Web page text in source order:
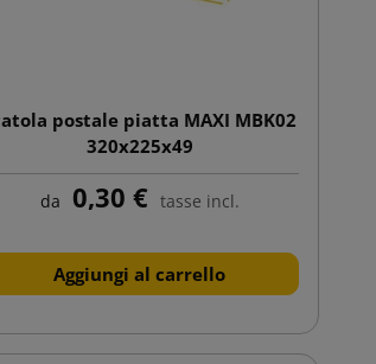
postale piatta MAXI MBK02
320x225x49
da 0,30 € tasse incl.
Aggiungi al carrello